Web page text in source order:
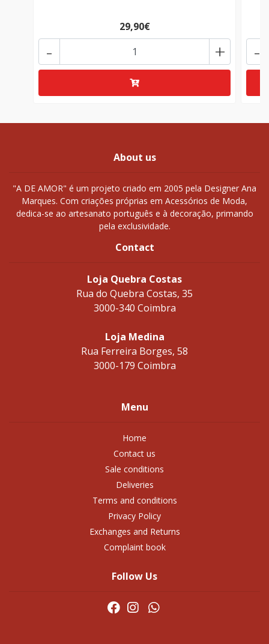
29,90€
+
- -
About us
"A DE AMOR" é um projeto criado em 2005 pela Designer Ana
Marques. Com criações próprias em Acessórios de Moda,
dedica-se ao artesanato português e à decoração, primando
pela exclusividade.
Contact
Loja Quebra Costas
Rua do Quebra Costas, 35
3000-340 Coimbra
Loja Medina
Rua Ferreira Borges, 58
3000-179 Coimbra
Menu
Home
Contact us
Sale conditions
Deliveries
Terms and conditions
Privacy Policy
Exchanges and Returns
Complaint book
Follow Us